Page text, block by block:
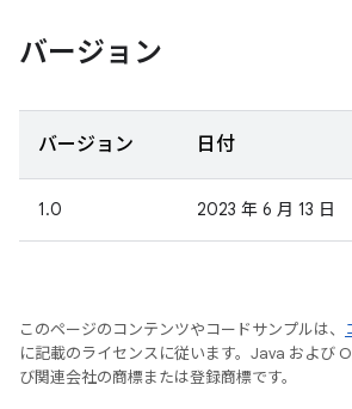
バージョン
バージョン 日付
1.0 2023 年 6 月 13 日
このページのコンテンツやコードサンプルは、
に記載のライセンスに従います。Java および
び関連会社の商標または登録商標です。